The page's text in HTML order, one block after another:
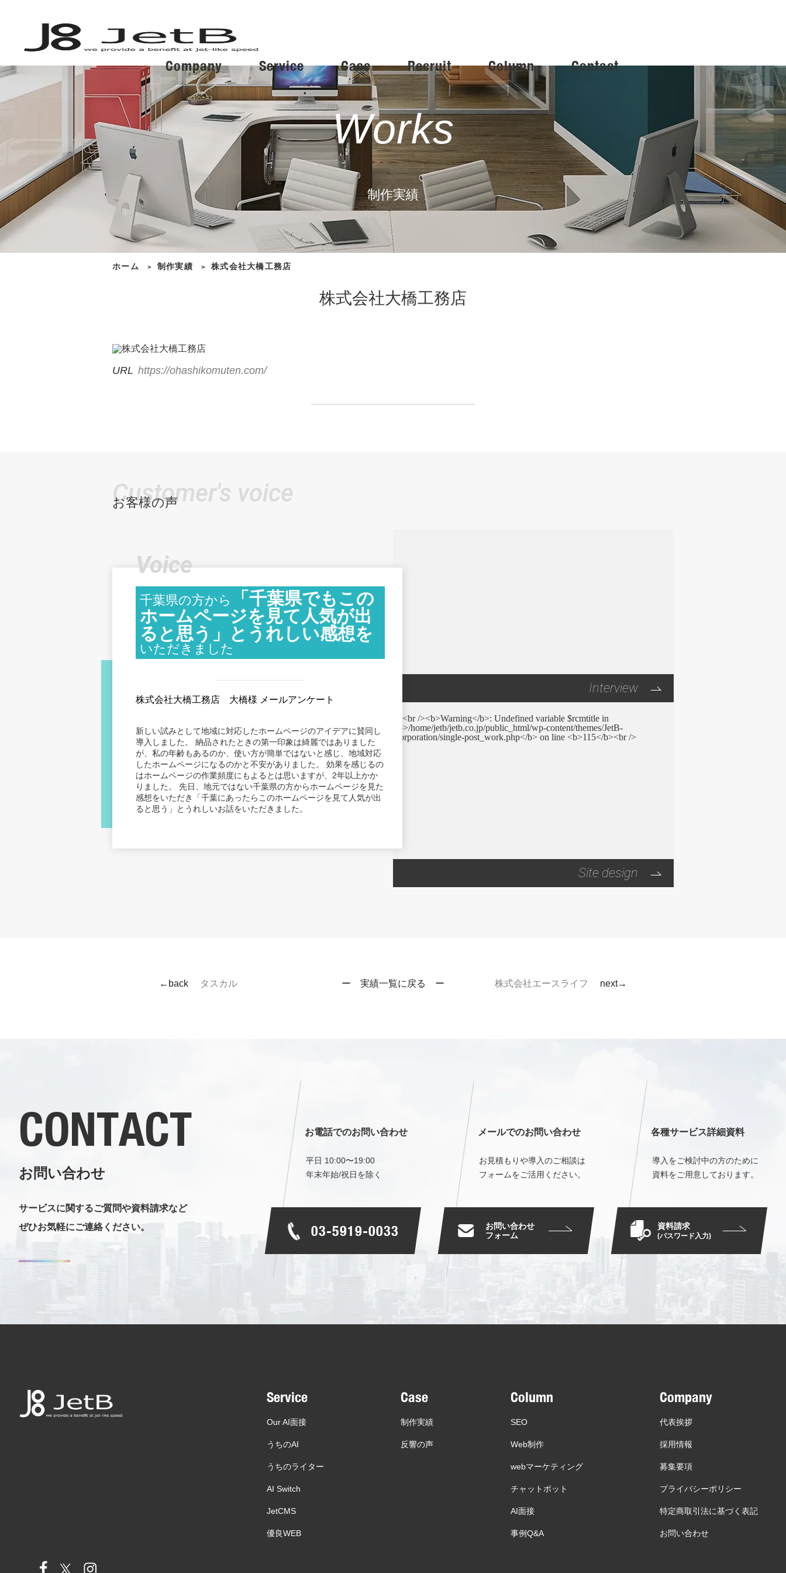
Company Service Case Recruit Column Contact
Works
制作実績
ホーム > 制作実績 > 株式会社大橋工務店
株式会社大橋工務店
URL https://ohashikomuten.com/
お客様の声
Customer's voice
Voice
千葉県の方から
「千葉県でもこの
ホームページを見て人気が出
ると思う」とうれしい感想を
いただきました
株式会社大橋工務店 大橋様 メールアンケート
新しい試みとして地域に対応したホームページのアイデアに賛同し
導入しました。 納品されたときの第一印象は綺麗ではありました
が、私の年齢もあるのか、使い方が簡単ではないと感じ、地域対応
したホームページになるのかと不安がありました。 効果を感じるの
はホームページの作業頻度にもよるとは思いますが、2年以上かか
りました。 先日、地元ではない千葉県の方からホームページを見た
感想をいただき「千葉にあったらこのホームページを見て人気が出
ると思う」とうれしいお話をいただきました。
Interview
Site design
←back タスカル ー 実績一覧に戻る ー 株式会社エースライフ next→
CONTACT
お問い合わせ
サービスに関するご質問や資料請求など
ぜひお気軽にご連絡ください。
お電話でのお問い合わせ
平日 10:00〜19:00
年末年始/祝日を除く
03-5919-0033
メールでのお問い合わせ
お見積もりや導入のご相談は
フォームをご活用ください。
お問い合わせ
フォーム
各種サービス詳細資料
導入をご検討中の方のために
資料をご用意しております。
資料請求
(パスワード入力)
Service
Our AI面接
うちのAI
うちのライター
AI Switch
JetCMS
優良WEB
Case
制作実績
反響の声
Column
SEO
Web制作
webマーケティング
チャットボット
AI面接
事例Q&A
Company
代表挨拶
採用情報
募集要項
プライバシーポリシー
特定商取引法に基づく表記
お問い合わせ